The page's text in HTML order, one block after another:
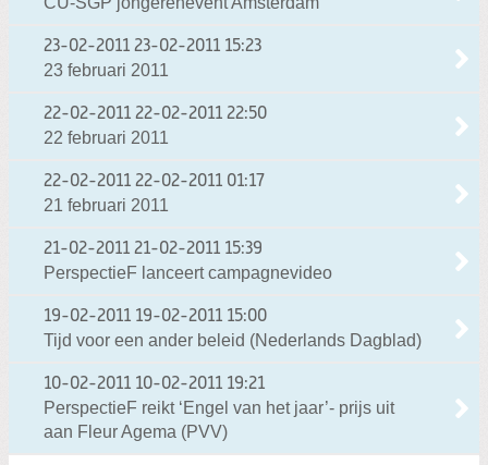
23-02-2011 23-02-2011 15:23
23 februari 2011
22-02-2011 22-02-2011 22:50
22 februari 2011
22-02-2011 22-02-2011 01:17
21 februari 2011
21-02-2011 21-02-2011 15:39
PerspectieF lanceert campagnevideo
19-02-2011 19-02-2011 15:00
Tijd voor een ander beleid (Nederlands Dagblad)
10-02-2011 10-02-2011 19:21
PerspectieF reikt ‘Engel van het jaar’- prijs uit
aan Fleur Agema (PVV)